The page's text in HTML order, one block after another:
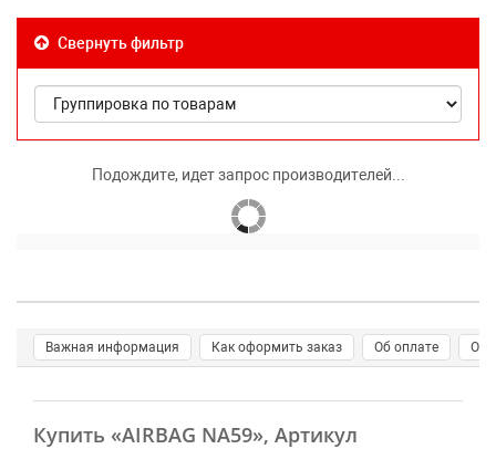
Свернуть фильтр
Подождите, идет запрос производителей...
Важная информация Как оформить заказ Об оплате О
Купить «AIRBAG NA59», Артикул